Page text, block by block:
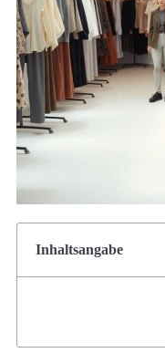
Inhaltsangabe